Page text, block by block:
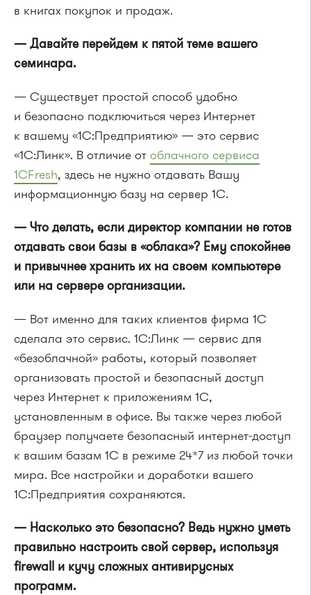
в книгах покупок и продаж.
— Давайте перейдем к пятой теме вашего
семинара.
— Существует простой способ удобно
и безопасно подключиться через Интернет
к вашему «1С:Предприятию» — это сервис
«1С:Линк». В отличие от облачного сервиса
1CFresh, здесь не нужно отдавать Вашу
информационную базу на сервер 1С.
— Что делать, если директор компании не готов
отдавать свои базы в «облака»? Ему спокойнее
и привычнее хранить их на своем компьютере
или на сервере организации.
— Вот именно для таких клиентов фирма 1С
сделала это сервис. 1С:Линк — сервис для
«безоблачной» работы, который позволяет
организовать простой и безопасный доступ
через Интернет к приложениям 1С,
установленным в офисе. Вы также через любой
браузер получаете безопасный интернет-доступ
к вашим базам 1С в режиме 24*7 из любой точки
мира. Все настройки и доработки вашего
1С:Предприятия сохраняются.
— Насколько это безопасно? Ведь нужно уметь
правильно настроить свой сервер, используя
firewall и кучу сложных антивирусных
программ.